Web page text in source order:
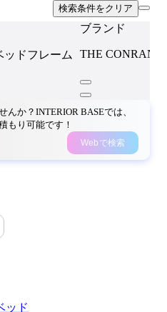
検索条件をクリア
ッドフレーム
ブランド
THE CONRAN
か？INTERIOR BASEでは、
もり可能です！
Webで検索